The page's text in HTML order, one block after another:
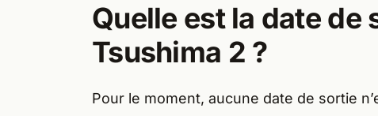
Quelle est la date de
Tsushima 2 ?
Pour le moment, aucune date de sortie